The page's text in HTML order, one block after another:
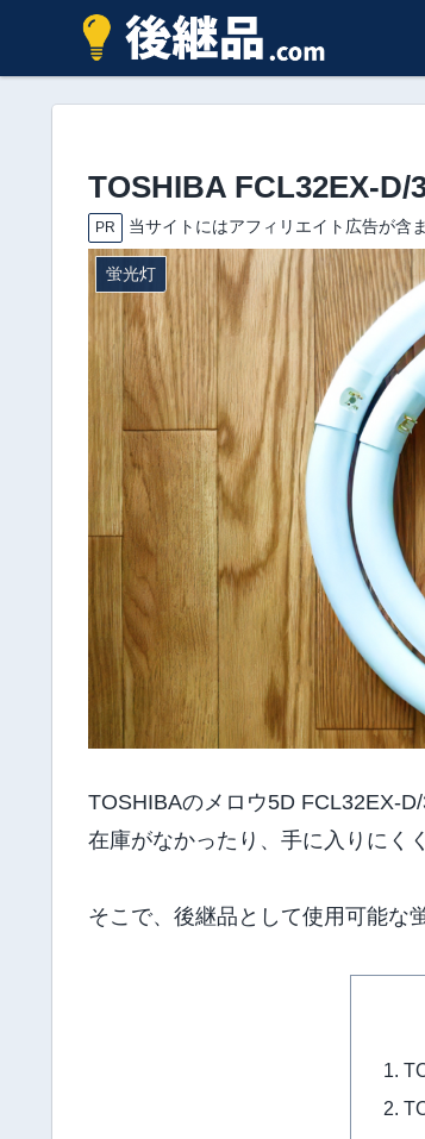
TOSHIBA FCL32EX-D/
PR 当サイトにはアフィリエイト広告が含
蛍光灯
TOSHIBAのメロウ5D FCL32EX-
在庫がなかったり、手に入りにく
そこで、後継品として使用可能な